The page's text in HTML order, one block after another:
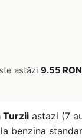
astăzi 9.55
Turzii astazi (7
benzina